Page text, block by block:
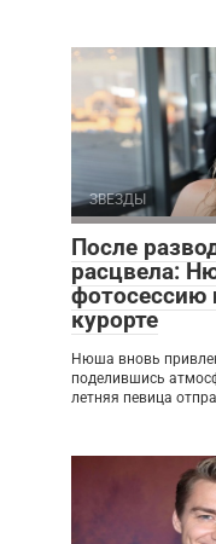
ЗВЕЗДЫ
После
расцвела:
фотосессию
курорте
Нюша вновь
поделившись
летняя певица